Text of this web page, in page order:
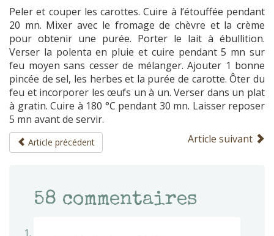
Peler et couper les carottes. Cuire à l’étouffée pendant
20 mn. Mixer avec le fromage de chèvre et la crème
pour obtenir une purée. Porter le lait à ébullition.
Verser la polenta en pluie et cuire pendant 5 mn sur
feu moyen sans cesser de mélanger. Ajouter 1 bonne
pincée de sel, les herbes et la purée de carotte. Ôter du
feu et incorporer les œufs un à un. Verser dans un plat
à gratin. Cuire à 180 °C pendant 30 mn. Laisser reposer
5 mn avant de servir.
Article précédent Article suivant
58 commentaires